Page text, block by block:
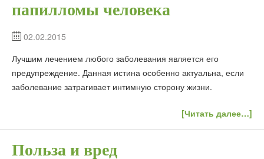
папилломы человека
02.02.2015
Лучшим лечением любого заболевания является его
предупреждение. Данная истина особенно актуальна, если
заболевание затрагивает интимную сторону жизни.
[Читать далее…]
Польза и вред